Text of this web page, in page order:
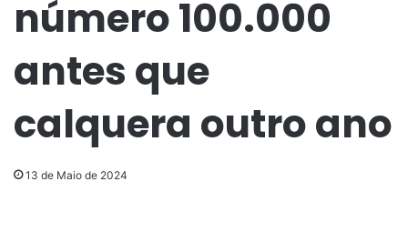
número 100.000
antes que
calquera outro ano
13 de Maio de 2024